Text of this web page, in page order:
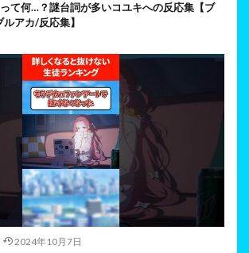
て何…？謎台詞が多いコユキへの反応集【ブ
アカ/反応集】
2024年10月7日